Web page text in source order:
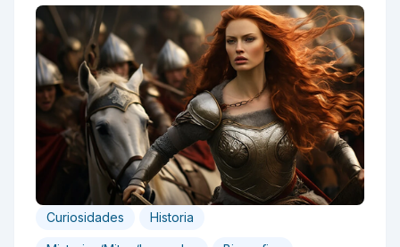
Curiosidades Historia